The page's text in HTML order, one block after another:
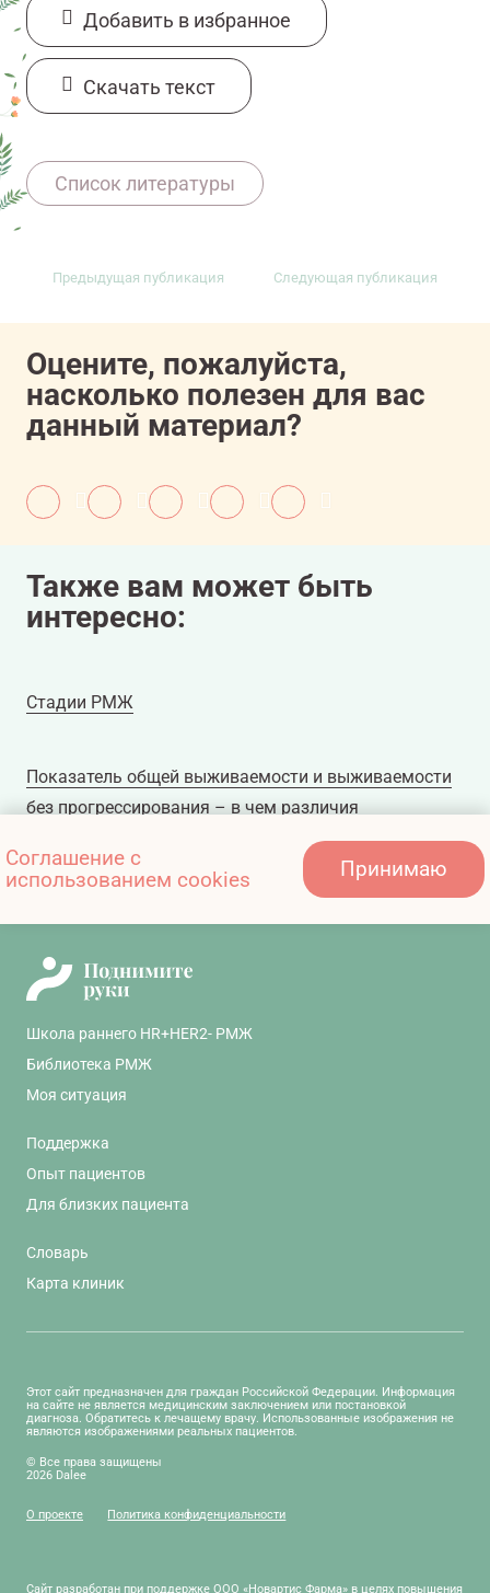
Добавить в избранное
Cкачать текст
11607081/onco/web/03.26/0
Список литературы
Предыдущая публикация Следующая публикация
Оцените, пожалуйста,
насколько полезен для вас
данный материал?
Также вам может быть
интересно:
Стадии РМЖ
Показатель общей выживаемости и выживаемости
без прогрессирования – в чем различия
У меня метастатический РМЖ – что это значит?
Школа раннего HR+HER2- РМЖ
Библиотека РМЖ
Моя ситуация
Поддержка
Опыт пациентов
Для близких пациента
Словарь
Карта клиник
Этот сайт предназначен для граждан Российской Федерации. Информация
на сайте не является медицинским заключением или постановкой
диагноза. Обратитесь к лечащему врачу. Использованные изображения не
являются изображениями реальных пациентов.
© Все права защищены
2026 Dalee
О проекте Политика конфиденциальности
Сайт разработан при поддержке ООО «Новартис Фарма» в целях повышения
Соглашение с
использованием cookies
Принимаю